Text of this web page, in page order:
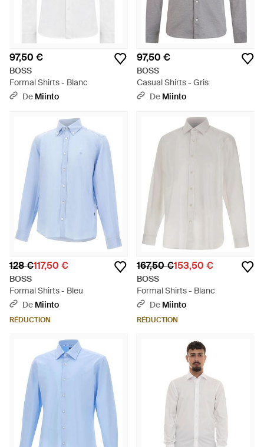
97,50 €
BOSS
Formal Shirts - Blanc
De Miinto
97,50 €
BOSS
Casual Shirts - Gris
De Miinto
128 €117,50 €
BOSS
Formal Shirts - Bleu
De Miinto
RÉDUCTION
167,50 €153,50 €
BOSS
Formal Shirts - Blanc
De Miinto
RÉDUCTION